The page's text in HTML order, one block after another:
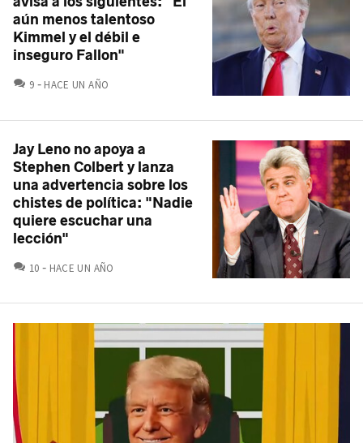
aún menos talentoso
Kimmel y el débil e
inseguro Fallon"
9 COMENTARIOS
HACE UN AÑO
Jay Leno no apoya a
Stephen Colbert y lanza
una advertencia sobre los
chistes de política: "Nadie
quiere escuchar una
lección"
10 COMENTARIOS
HACE UN AÑO